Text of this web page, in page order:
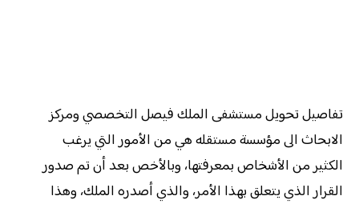
تفاصيل تحويل مستشفى الملك فيصل التخصصي ومركز
الابحاث الى مؤسسة مستقله هي من الأمور التي يرغب
الكثير من الأشخاص بمعرفتها، وبالأخص بعد أن تم صدور
القرار الذي يتعلق بهذا الأمر، والذي أصدره الملك، وهذا